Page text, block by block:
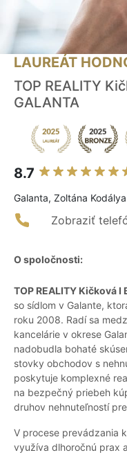
LAUREÁT
TOP REALITY
GALANTA
8.7
Galanta, Zoltána
Zobraziť
O spoločnosti:
TOP REALITY Kičková I
so sídlom v Galante,
roku 2008. Radí sa
kancelárie v okrese
nadobudla bohaté
stovky obchodov s
poskytuje komplexné
na bezpečný priebeh
druhov nehnuteľností
V procese prevádzania
využíva dlhoročnú prax